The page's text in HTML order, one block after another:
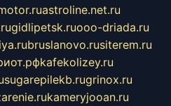
astroline.net.ru
gidlipetsk.ruooo-driada.ru
bruslanovo.rusiterem.ru
kafekolizey.ru
sugarepilekb.rugrinox.ru
kameryjooan.ru